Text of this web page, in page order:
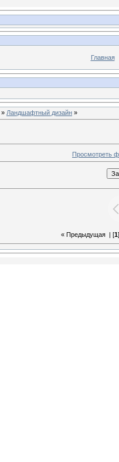
Главная
» Ландшафтный дизайн »
Просмотреть
« Предыдущая| [1